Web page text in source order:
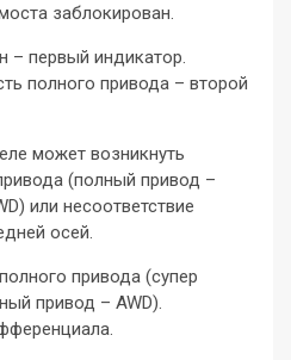
заблокирован.
– первый индикатор.
полного привода – второй
может возникнуть
(полный привод –
или несоответствие
осей.
привода (супер
привод – AWD).